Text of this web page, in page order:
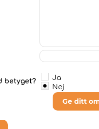
betyget?
Ja
Nej
Ge ditt